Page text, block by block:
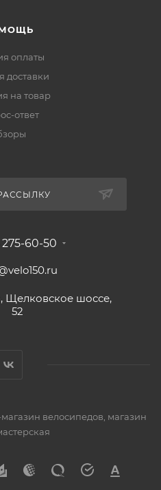
оплаты
доставки
на товар
ответ
275-60-50
Щелковское шоссе,
52
велосипедов, магазин